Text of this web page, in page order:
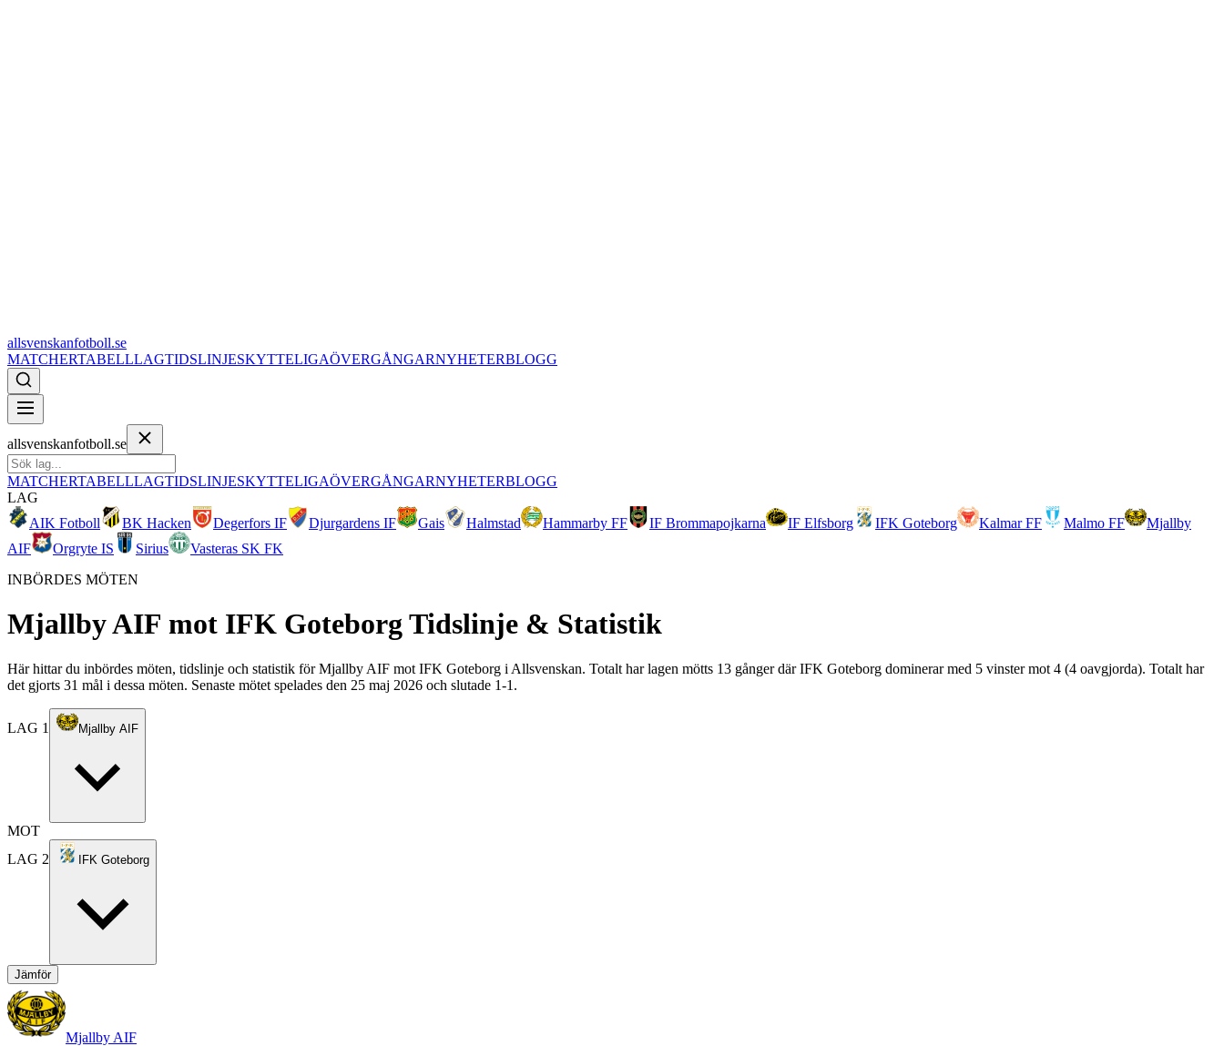
allsvenskanfotboll.se
MATCHERTABELLLAGTIDSLINJESKYTTELIGAÖVERGÅNGARNYHETERBLOGG
allsvenskanfotboll.se
MATCHERTABELLLAGTIDSLINJESKYTTELIGAÖVERGÅNGARNYHETERBLOGG
LAG
AIK Fotboll
BK Hacken Degerfors IF Djurgardens IF Gais Halmstad Hammarby FF IF Brommapojkarna IF Elfsborg IFK Goteborg Kalmar FF Malmo FF
Mjallby
AIF
Orgryte IS Sirius
Vasteras SK FK
INBÖRDES MÖTEN
Mjallby AIF mot IFK GoteborgTidslinje & Statistik
Här hittar du inbördes möten, tidslinje och statistik för Mjallby AIF mot IFK Goteborg i Allsvenskan. Totalt har lagen mötts 13 gånger där IFK Goteborg dominerar med 5 vinster mot 4 (4 oavgjorda). Totalt har
det gjorts 31 mål i dessa möten. Senaste mötet spelades den 25 maj 2026 och slutade 1-1.
LAG 1 Mjallby AIF
MOT
LAG 2
IFK Goteborg
Jämför
Mjallby AIF